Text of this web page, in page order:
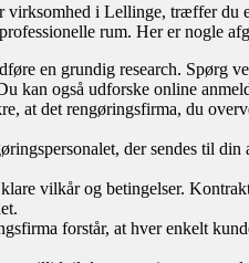
i Lellinge, træffer du
rum. Her er nogle
en grundig research. Spørg
kan også udforske online
at det rengøringsfirma, du
der sendes til
vilkår og betingelser.
forstår, at hver enkelt